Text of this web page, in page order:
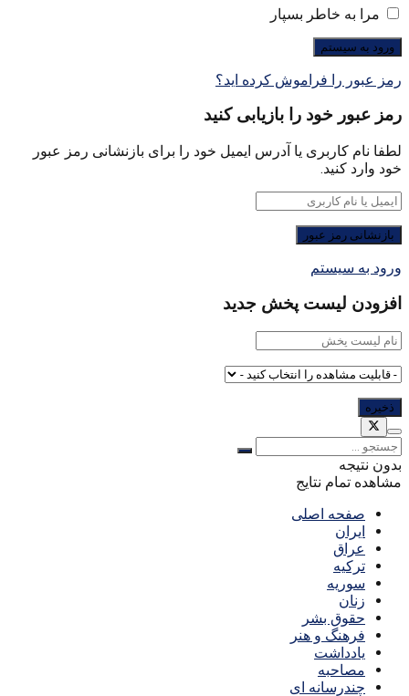
مرا به خاطر بسپار
رمز عبور را فراموش کرده اید؟
رمز عبور خود را بازیابی کنید
لطفا نام کاربری یا آدرس ایمیل خود را برای بازنشانی رمز عبور
خود وارد کنید.
ورود به سیستم
افزودن لیست پخش جدید
بدون نتیجه
مشاهده تمام نتایج
صفحه اصلی
ایران
عراق
ترکیه
سوریه
زنان
حقوق بشر
فرهنگ و هنر
یادداشت
مصاحبه
چندرسانه ای